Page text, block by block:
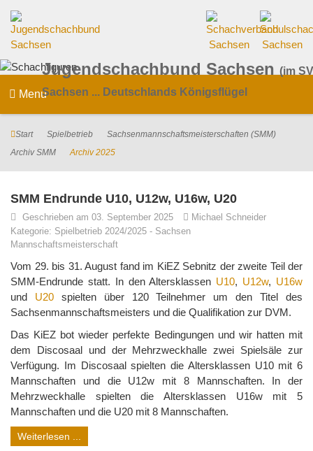
Jugendschachbund Sachsen (im
Sachsen ... Deutschlands Königsflügel
Menu
Start Spielbetrieb
Sachsenmannschaftsmeisterschaften (SMM)
Archiv SMM
Archiv 2025
SMM Endrunde U10, U12w, U16w, U20
Geschrieben am 03. September 2025
Michael Schneider
Kategorie: Spielbetrieb 2024/2025 - Sachsen
Mannschaftsmeisterschaft
Vom 29. bis 31. August fand im KiEZ Sebnitz der zweite Teil der
SMM-Endrunde statt. In den Altersklassen U10, U12w, U16w
und U20spielten über 120 Teilnehmer um den Titel des
Sachsenmannschaftsmeisters und die Qualifikation zur DVM.
Das KiEZ bot wieder perfekte Bedingungen und wir hatten mit
dem Discosaal und der Mehrzweckhalle zwei Spielsäle zur
Verfügung. Im Discosaal spielten die Altersklassen U10 mit 6
Mannschaften und die U12w mit 8 Mannschaften. In der
Mehrzweckhalle spielten die Altersklassen U16w mit 5
Mannschaften und die U20 mit 8 Mannschaften.
Weiterlesen ...